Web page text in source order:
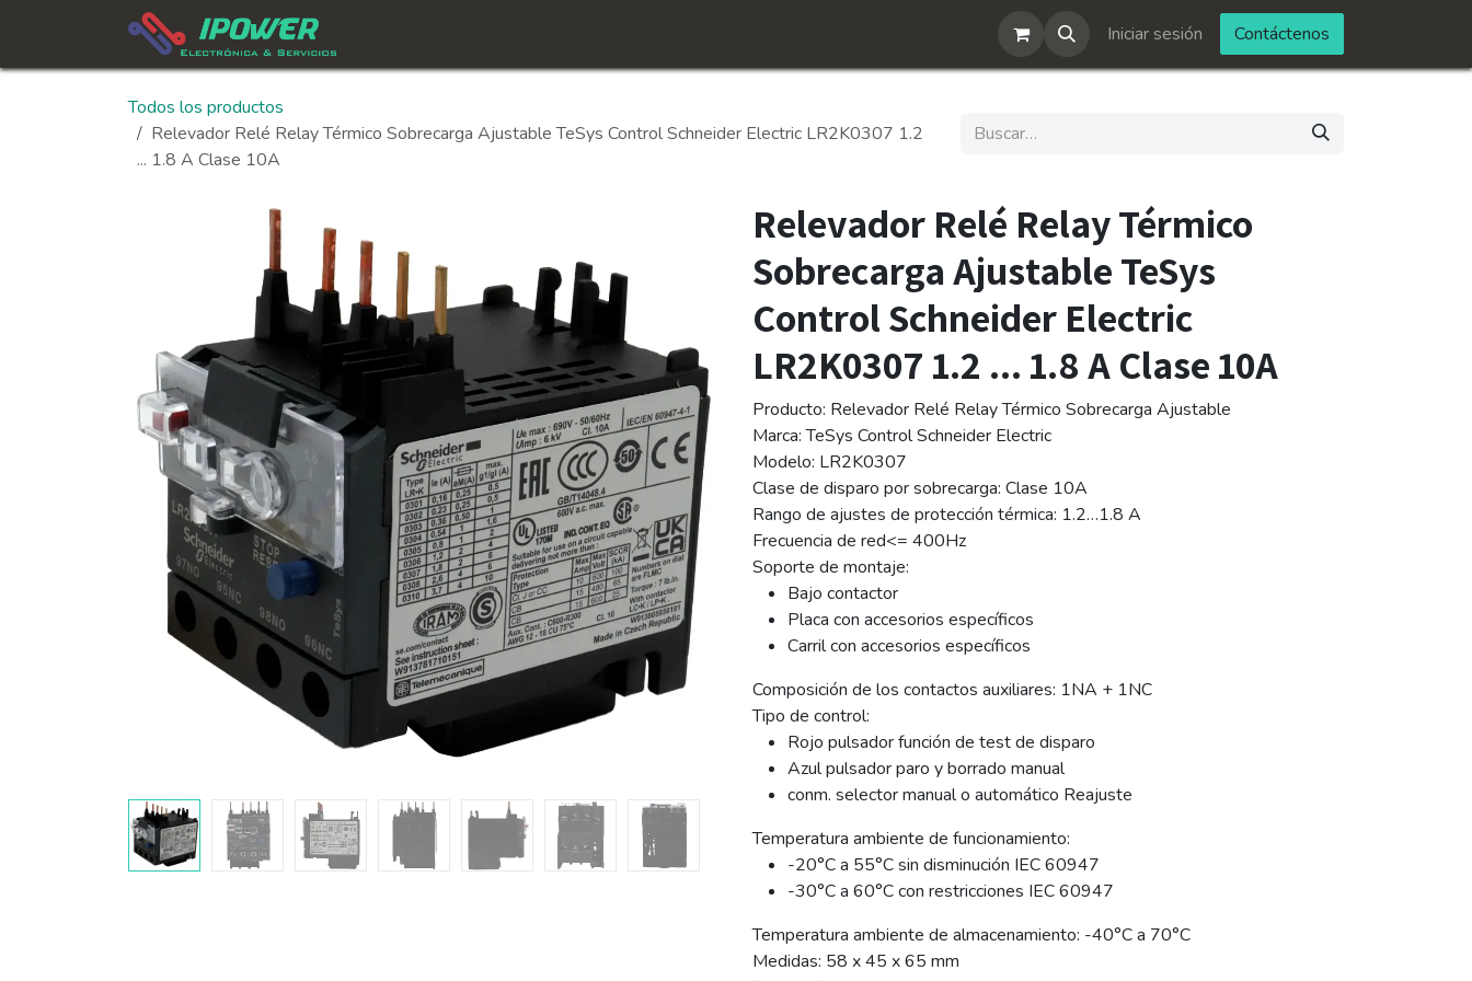
Iniciar sesión Contáctenos
Todos los productos
Relevador Relé Relay Térmico Sobrecarga Ajustable TeSys Control Schneider Electric LR2K0307 1.2
... 1.8 A Clase 10A
Relevador Relé Relay Térmico
Sobrecarga Ajustable TeSys
Control Schneider Electric
LR2K0307 1.2 ... 1.8 A Clase 10A
Producto: Relevador Relé Relay Térmico Sobrecarga Ajustable
Marca: TeSys Control Schneider Electric
Modelo: LR2K0307
Clase de disparo por sobrecarga: Clase 10A
Rango de ajustes de protección térmica: 1.2…1.8 A
Frecuencia de red<= 400Hz
Soporte de montaje:
Bajo contactor
Placa con accesorios específicos
Carril con accesorios específicos
Composición de los contactos auxiliares: 1NA + 1NC
Tipo de control:
Rojo pulsador función de test de disparo
Azul pulsador paro y borrado manual
conm. selector manual o automático Reajuste
Temperatura ambiente de funcionamiento:
-20°C a 55°C sin disminución IEC 60947
-30°C a 60°C con restricciones IEC 60947
Temperatura ambiente de almacenamiento: -40°C a 70°C
Medidas: 58 x 45 x 65 mm